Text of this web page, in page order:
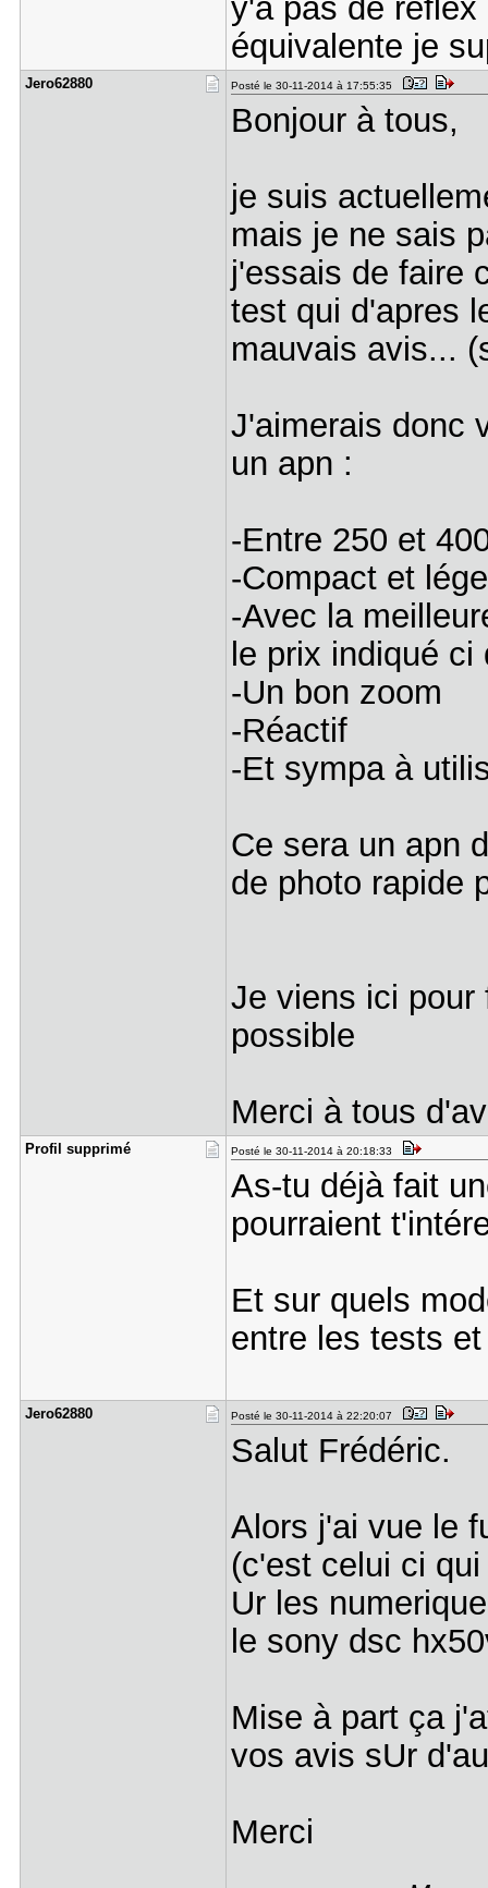
y'a pas de
équivalente je
Jero62880 Posté le 30-11-2014 à 17:55:35
Bonjour à tous,
je suis
mais je ne sais
j'essais de faire
test qui d'apres
mauvais avis...
J'aimerais donc
un apn :
-Entre 250 et
-Compact et
-Avec la
le prix indiqué
-Un bon zoom
-Réactif
-Et sympa à
Ce sera un apn
de photo rapide
Je viens ici pour
possible
Merci à tous
Profil sup​primé Posté le 30-11-2014 à 20:18:33
As-tu déjà fait
pourraient
Et sur quels
entre les tests
Jero62880 Posté le 30-11-2014 à 22:20:07
Salut Frédéric.
Alors j'ai vue le
(c'est celui ci
Ur les
le sony dsc
Mise à part ça
vos avis sUr
Merci